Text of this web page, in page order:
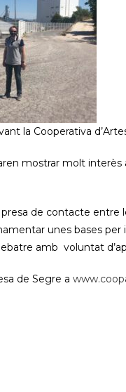
la Cooperativa
mostrar molt
de contacte
unes bases
amb voluntat
de Segre a